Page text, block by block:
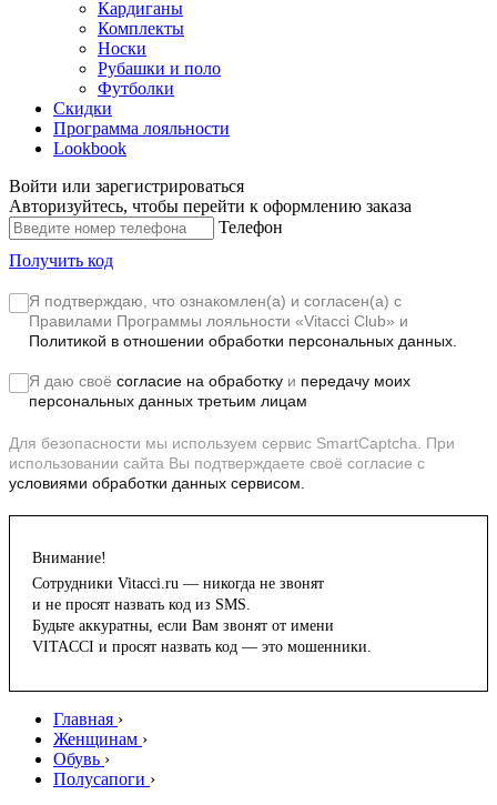
Кардиганы
Комплекты
Носки
Рубашки и поло
Футболки
Скидки
Программа лояльности
Lookbook
Войти или зарегистрироваться
Авторизуйтесь, чтобы перейти к оформлению заказа
Телефон
Получить код
Я подтверждаю, что ознакомлен(а) и согласен(а) с
Правилами Программы лояльности «Vitacci Club» и
Политикой в отношении обработки персональных данных.
Я даю своё согласие на обработку и передачу моих
персональных данных третьим лицам
Для безопасности мы используем сервис SmartCaptcha. При
использовании сайта Вы подтверждаете своё согласие с
условиями обработки данных сервисом.
Внимание!
Сотрудники Vitacci.ru — никогда не звонят
и не просят назвать код из SMS.
Будьте аккуратны, если Вам звонят от имени
VITACCI и просят назвать код — это мошенники.
Главная ›
Женщинам ›
Обувь ›
Полусапоги ›